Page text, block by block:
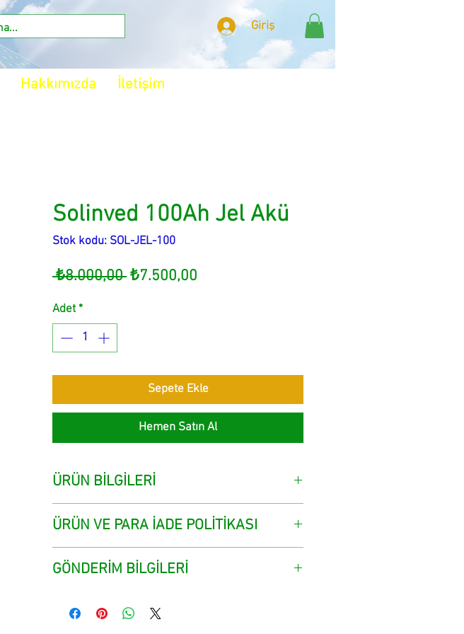
Giriş
Hakkımızda İletişim
Solinved 100Ah Jel Akü
Stok kodu: SOL-JEL-100
₺8.000,00 Normal
₺7.500,00
Adet *
Sepete Ekle
Hemen Satın Al
ÜRÜN BİLGİLERİ
ÜRÜN VE PARA İADE POLİTİKASI
GÖNDERİM BİLGİLERİ